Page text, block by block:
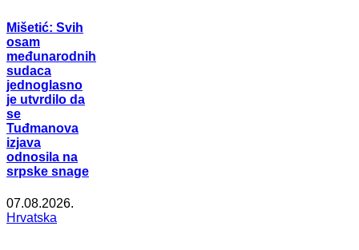
Mišetić: Svih
osam
međunarodnih
sudaca
jednoglasno
je utvrdilo da
se
Tuđmanova
izjava
odnosila na
srpske snage
07.08.2026.
Hrvatska